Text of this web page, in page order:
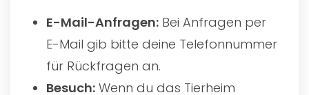
E-Mail-Anfragen: Bei Anfragen per
E-Mail gib bitte deine Telefonnummer
für Rückfragen an.
Besuch: Wenn du das Tierheim